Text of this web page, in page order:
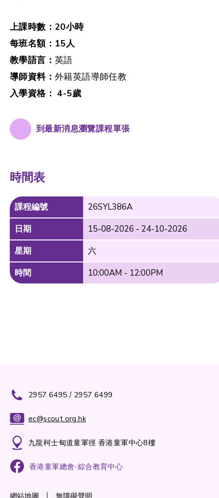
上課時數： 20小時
每班名額： 15人
教學語言： 英語
導師資料： 外籍英語導師任教
入學資格： 4-5歲
到最新消息瀏覽課程單張
時間表
課程編號
26SYL386A
日期
15-08-2026 - 24-10-2026
星期
六
時間
10:00AM - 12:00PM
2957 6495 / 2957 6499
ec@scout.org.hk
九龍柯士甸道童軍徑 香港童軍中心8樓
香港童軍總會-綜合教育中心
網站地圖 無障礙聲明